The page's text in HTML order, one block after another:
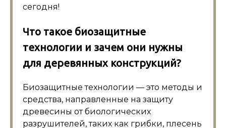
сегодня!
Что такое биозащитные
технологии и зачем они нужны
для деревянных конструкций?
Биозащитные технологии — это методы и
средства, направленные на защиту
древесины от биологических
разрушителей, таких как грибки, плесень